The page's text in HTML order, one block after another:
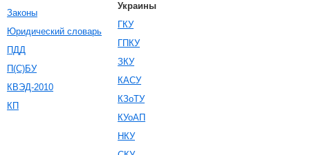
Законы
Юридический словарь
ПДД
П(С)БУ
КВЭД-2010
КП
Украины
ГКУ
ГПКУ
ЗКУ
КАСУ
КЗоТУ
КУоАП
НКУ